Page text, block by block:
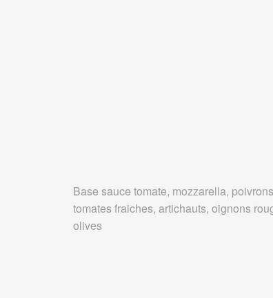
Base sauce tomate, mozzarella,
tomates fraiches, artichauts, oignons
olives